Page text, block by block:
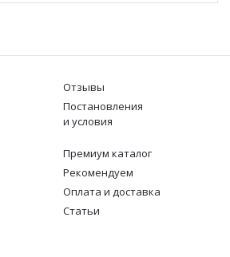
Отзывы
Постановления
и условия
Премиум каталог
Рекомендуем
Оплата и доставка
Статьи